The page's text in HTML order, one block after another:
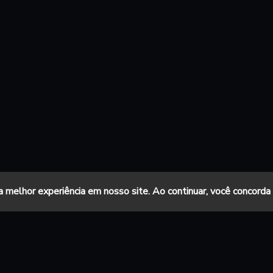
melhor experiência em nosso site. Ao continuar, você